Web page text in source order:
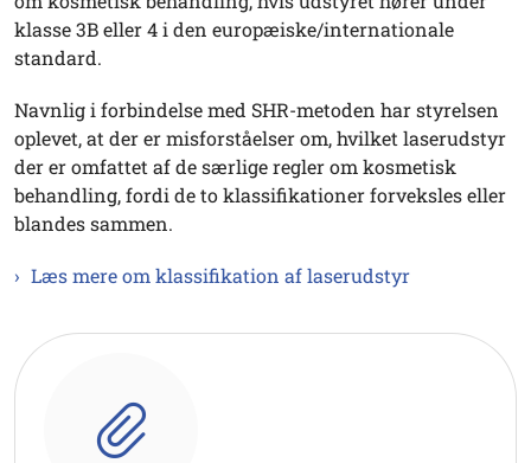
klasse 3B eller 4 i den europæiske/internationale
standard.
Navnlig i forbindelse med SHR-metoden har styrelsen
oplevet, at der er misforståelser om, hvilket laserudstyr
der er omfattet af de særlige regler om kosmetisk
behandling, fordi de to klassifikationer forveksles eller
blandes sammen.
Læs mere om klassifikation af laserudstyr